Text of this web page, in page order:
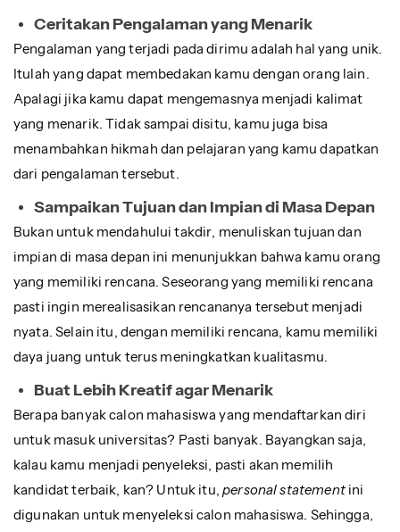
Ceritakan Pengalaman yang Menarik
Pengalaman yang terjadi pada dirimu adalah hal yang unik.
Itulah yang dapat membedakan kamu dengan orang lain.
Apalagi jika kamu dapat mengemasnya menjadi kalimat
yang menarik. Tidak sampai disitu, kamu juga bisa
menambahkan hikmah dan pelajaran yang kamu dapatkan
dari pengalaman tersebut.
Sampaikan Tujuan dan Impian di Masa Depan
Bukan untuk mendahului takdir, menuliskan tujuan dan
impian di masa depan ini menunjukkan bahwa kamu orang
yang memiliki rencana. Seseorang yang memiliki rencana
pasti ingin merealisasikan rencananya tersebut menjadi
nyata. Selain itu, dengan memiliki rencana, kamu memiliki
daya juang untuk terus meningkatkan kualitasmu.
Buat Lebih Kreatif agar Menarik
Berapa banyak calon mahasiswa yang mendaftarkan diri
untuk masuk universitas? Pasti banyak. Bayangkan saja,
kalau kamu menjadi penyeleksi, pasti akan memilih
kandidat terbaik, kan? Untuk itu,personal statement ini
digunakan untuk menyeleksi calon mahasiswa. Sehingga,